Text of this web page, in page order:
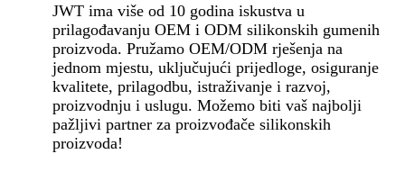
JWT ima više od 10 godina iskustva u
prilagođavanju OEM i ODM silikonskih gumenih
proizvoda. Pružamo OEM/ODM rješenja na
jednom mjestu, uključujući prijedloge, osiguranje
kvalitete, prilagodbu, istraživanje i razvoj,
proizvodnju i uslugu. Možemo biti vaš najbolji
pažljivi partner za proizvođače silikonskih
proizvoda!